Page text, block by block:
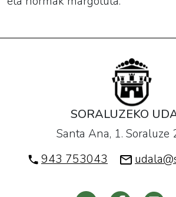
SORALUZEKO
Santa Ana, 1. Soraluze
943 753043